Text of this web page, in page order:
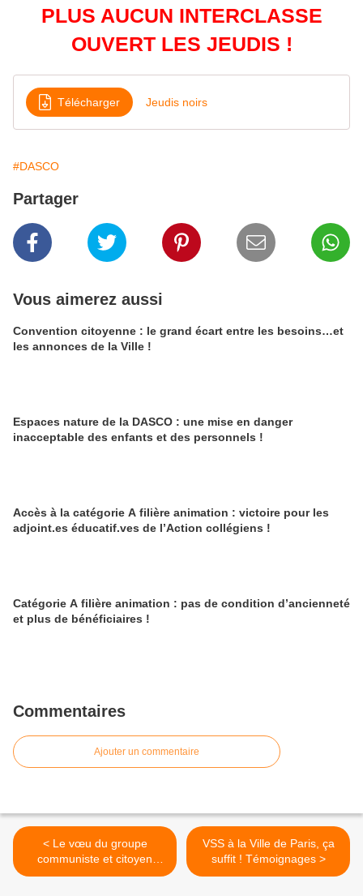
PLUS AUCUN INTERCLASSE
OUVERT LES JEUDIS !
Télécharger Jeudis noirs
#DASCO
Partager
Vous aimerez aussi
Convention citoyenne : le grand écart entre les besoins…et
les annonces de la Ville !
Espaces nature de la DASCO : une mise en danger
inacceptable des enfants et des personnels !
Accès à la catégorie A filière animation : victoire pour les
adjoint.es éducatif.ves de l’Action collégiens !
Catégorie A filière animation : pas de condition d’ancienneté
et plus de bénéficiaires !
Commentaires
Ajouter un commentaire
< Le vœu du groupe
communiste et citoyen
soutenant les
VSS à la Ville de Paris, ça
suffit ! Témoignages >